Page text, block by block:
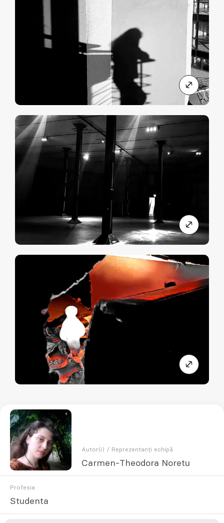
Autor(i) / Reprezentanți echipă
Carmen-Theodora Noretu
Profesia
Studenta